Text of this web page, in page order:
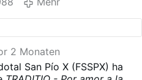
produziert wurde, begleitet
Schulen, Missionen und
auf der ganzen Welt.
sich auf die priesterliche
an der Kirche. Er scheint
zu
2 Monaten
San Pío X (FSSPX) ha